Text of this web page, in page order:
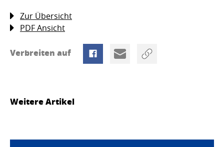
Zur Übersicht
PDF Ansicht
Verbreiten auf
Weitere Artikel